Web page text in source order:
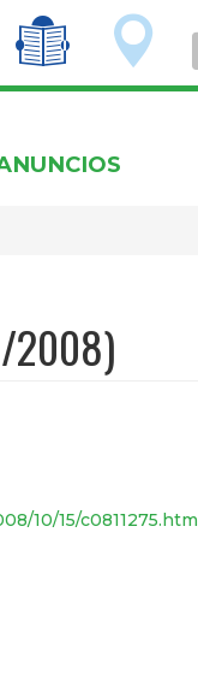
T O
2008)
10/15/c0811275.htm